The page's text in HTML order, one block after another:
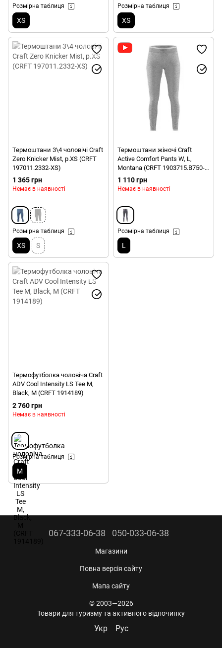
Розмірна таблиця
XS
Розмірна таблиця
XS
Термоштани 3\4 чоловічі Craft
Zero Knicker Mist, p.XS (CRFT
197011.2332-XS)
1 365 грн
Немає в наявності
Розмірна таблиця
XS S
Термоштани жіночі Craft
Active Comfort Pants W, L,
Montana (CRFT 1903715.B750-
L)
1 110 грн
Немає в наявності
Розмірна таблиця
L
Термофутболка чоловіча Craft
ADV Cool Intensity LS Tee M,
Black, M (CRFT 1914189)
2 760 грн
Немає в наявності
Розмірна таблиця
M
067-333-06-38 050-033-06-38
Магазини
Повна версія сайту
Мапа сайту
© 2003—2026
Товари для туризму та активного відпочинку
Укр Рус